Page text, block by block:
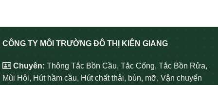
CÔNG TY MÔI TRƯỜNG ĐÔ THỊ KIÊN GIANG
Chuyên: Thông Tắc Bồn Cầu, Tắc Cống, Tắc Bồn Rửa,
Mùi Hôi, Hút hầm cầu, Hút chất thải, bùn, mỡ, Vận chuyển